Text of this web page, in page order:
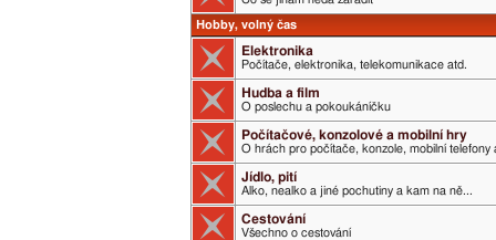
Hobby, volný čas
Elektronika
Počítače, elektronika, telekomunikace atd.
Hudba a film
O poslechu a pokoukáníčku
Počítačové, konzolové a mobilní hry
O hrách pro počítače, konzole, mobilní telefony
Jídlo, pití
Alko, nealko a jiné pochutiny a kam na ně...
Cestování
Všechno o cestování